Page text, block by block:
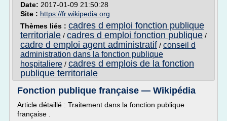
Date: 2017-01-09 21:50:28
Site : https://fr.wikipedia.org
Thèmes liés : cadres d emploi fonction publique
territoriale / cadres d emploi fonction publique /
cadre d emploi agent administratif / conseil d
administration dans la fonction publique
hospitaliere / cadres d emplois de la fonction
publique territoriale
Fonction publique française — Wikipédia
Article détaillé : Traitement dans la fonction publique
française .